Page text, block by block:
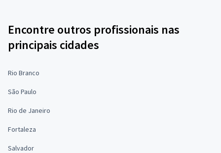
Encontre outros profissionais nas
principais cidades
Rio Branco
São Paulo
Rio de Janeiro
Fortaleza
Salvador